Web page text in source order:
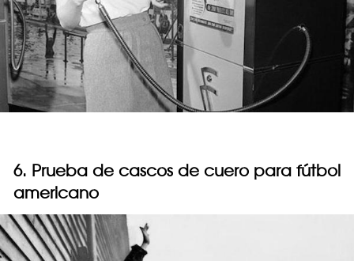
6. Prueba de cascos de cuero para fútbol
americano